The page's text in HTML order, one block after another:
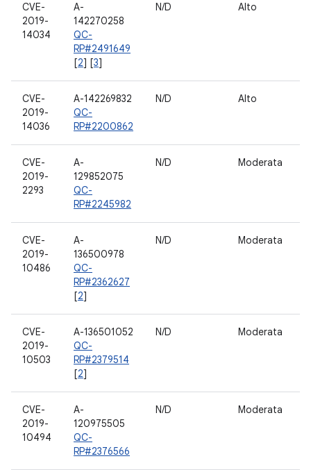
CVE-
2019-
14034
A-
142270258
QC-
RP#2491649
[2] [3]
N/D Alto
CVE-
2019-
14036
A-142269832
QC-
RP#2200862
N/D Alto
CVE-
2019-
2293
A-
129852075
QC-
RP#2245982
N/D Moderata
CVE-
2019-
10486
A-
136500978
QC-
RP#2362627
[2]
N/D Moderata
CVE-
2019-
10503
A-136501052
QC-
RP#2379514
[2]
N/D Moderata
CVE-
2019-
10494
A-
120975505
QC-
RP#2376566
N/D Moderata